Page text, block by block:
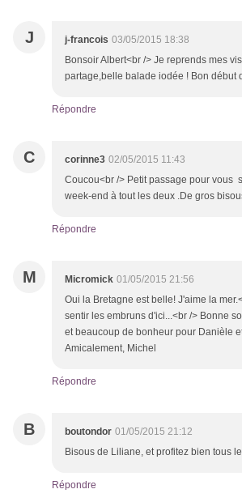
J j-francois 03/05/2015 18:38
Bonsoir Albert<br /> Je reprends mes
partage,belle balade iodée ! Bon début
Répondre
C corinne3 02/05/2015 11:43
Coucou<br /> Petit passage pour vous
week-end à tout les deux .De gros
Répondre
M Micromick 01/05/2015 21:56
Oui la Bretagne est belle! J'aime la
sentir les embruns d'ici...<br /> Bonne
et beaucoup de bonheur pour Danièle
Amicalement, Michel
Répondre
B boutondor 01/05/2015 21:12
Bisous de Liliane, et profitez bien tous
Répondre